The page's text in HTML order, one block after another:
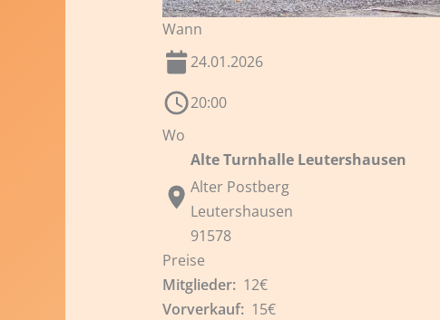
Wann
24.01.2026
20:00
Wo
Alte Turnhalle Leutershausen
Alter Postberg
Leutershausen
91578
Preise
12€
15€